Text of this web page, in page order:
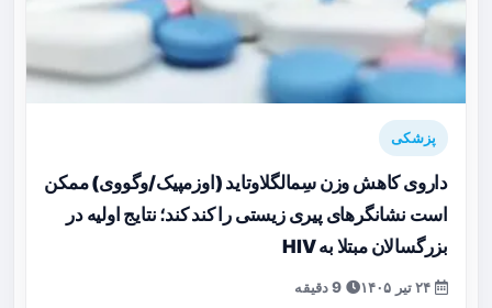
پزشکی
داروی کاهش وزن سِمالگلاوتاید (اوزمپیک/وگووی) ممکن
است نشانگرهای پیری زیستی را کند کند؛ نتایج اولیه در
بزرگسالان مبتلا به HIV